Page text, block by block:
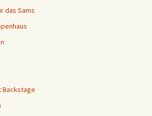
das Sams
Backstage